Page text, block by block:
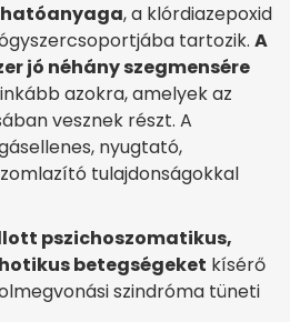
, a klórdiazepoxid
tartozik. A
jó néhány szegmensére
azokra, amelyek az
vesznek részt. A
nyugtató,
tulajdonságokkal
pszichoszomatikus,
betegségeket kísérő
szindróma tüneti